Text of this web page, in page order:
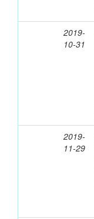
2019-
10-31
2019-
11-29